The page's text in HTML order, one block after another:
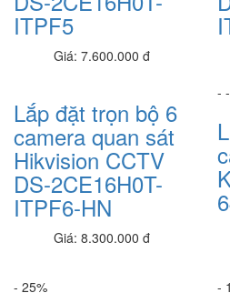
20,700,000 đ
20,460,000 đ
Dell Inspiron N3501B
20,650,000 đ
Ổ cứng SSD RCE 120GB
380,000 đ
Ổ cứng SSD 256GB XSTAR
395,000 đ
Phân phối giao hàng, hỗ
trên toàn quốc.
Sản phẩm cùng loại
Lắp đặt trọn bộ 5
camera quan sát
Hikvision CCTV
DS-2CE16H0T-
ITPF5